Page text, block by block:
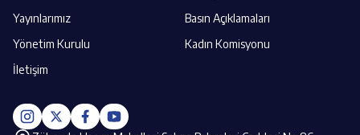
Yayınlarımız
Basın Açıklamaları
Yönetim Kurulu
Kadın Komisyonu
İletişim